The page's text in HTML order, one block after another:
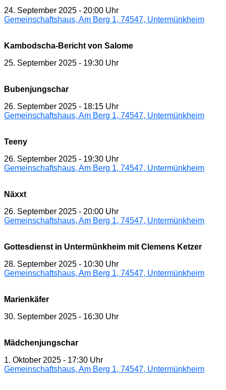
24. September 2025 - 20:00 Uhr
Gemeinschaftshaus, Am Berg 1, 74547, Untermünkheim
Kambodscha-Bericht von Salome
25. September 2025 - 19:30 Uhr
Bubenjungschar
26. September 2025 - 18:15 Uhr
Gemeinschaftshaus, Am Berg 1, 74547, Untermünkheim
Teeny
26. September 2025 - 19:30 Uhr
Gemeinschaftshaus, Am Berg 1, 74547, Untermünkheim
Näxxt
26. September 2025 - 20:00 Uhr
Gemeinschaftshaus, Am Berg 1, 74547, Untermünkheim
Gottesdienst in Untermünkheim mit Clemens Ketzer
28. September 2025 - 10:30 Uhr
Gemeinschaftshaus, Am Berg 1, 74547, Untermünkheim
Marienkäfer
30. September 2025 - 16:30 Uhr
Mädchenjungschar
1. Oktober 2025 - 17:30 Uhr
Gemeinschaftshaus, Am Berg 1, 74547, Untermünkheim